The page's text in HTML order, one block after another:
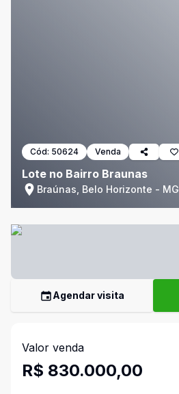
Cód: 50624 Venda
Lote no Bairro Braunas
Braúnas, Belo Horizonte - MG
Agendar visita
Valor venda
R$ 830.000,00